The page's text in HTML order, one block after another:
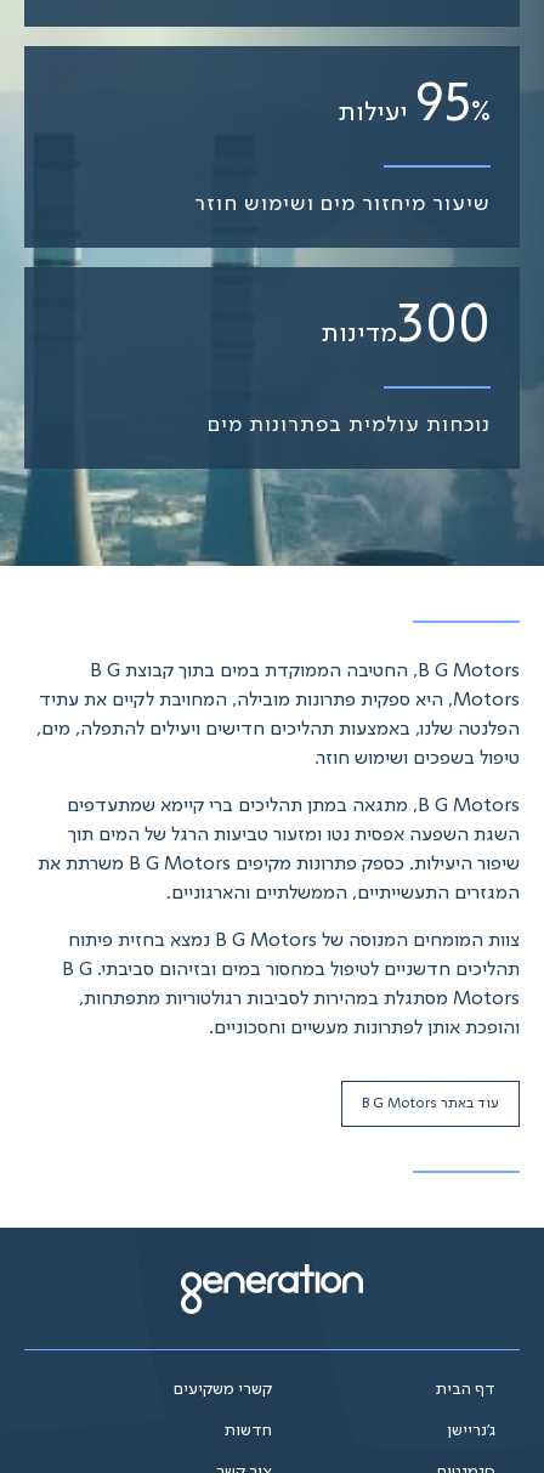
95% יעילות
שיעור מיחזור מים ושימוש חוזר
300מדינות
נוכחות עולמית בפתרונות מים
B G Motors, החטיבה הממוקדת במים בתוך קבוצת B G
Motors, היא ספקית פתרונות מובילה, המחויבת לקיים את עתיד
הפלנטה שלנו, באמצעות תהליכים חדישים ויעילים להתפלה, מים,
טיפול בשפכים ושימוש חוזר.‍
B G Motors, מתגאה במתן תהליכים ברי קיימא שמתעדפים
השגת השפעה אפסית נטו ומזעור טביעות הרגל של המים תוך
שיפור היעילות. כספק פתרונות מקיפים B G Motors משרתת את
המגזרים התעשייתיים, הממשלתיים והארגוניים.
צוות המומחים המנוסה של B G Motors נמצא בחזית פיתוח
תהליכים חדשניים לטיפול במחסור במים ובזיהום סביבתי. B G
Motors מסתגלת במהירות לסביבות רגולטוריות מתפתחות,
והופכת אותן לפתרונות מעשיים וחסכוניים.
עוד באתר B G Motors
דף הבית
ג'נריישן
קשרי משקיעים
חדשות